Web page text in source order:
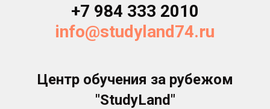
+7 984 333 2010
info@studyland74.ru
Центр обучения за рубежом
"StudyLand"